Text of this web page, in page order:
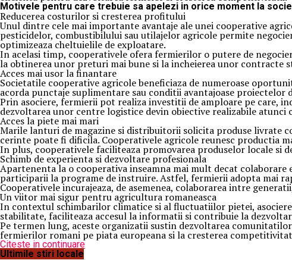
Motivele pentru care trebuie sa apelezi in orice moment la
Reducerea costurilor si cresterea profitului
Unul dintre cele mai importante avantaje ale unei cooperative
pesticidelor, combustibilului sau utilajelor agricole permite
optimizeaza cheltuielile de exploatare.
In acelasi timp, cooperativele ofera fermierilor o putere de
la obtinerea unor preturi mai bune si la incheierea unor contracte
Acces mai usor la finantare
Societatile cooperative agricole beneficiaza de numeroase
acorda punctaje suplimentare sau conditii avantajoase
Prin asociere, fermierii pot realiza investitii de amploare pe care,
dezvoltarea unor centre logistice devin obiective realizabile atunci
Acces la piete mai mari
Marile lanturi de magazine si distribuitorii solicita produse livrate
cerinte poate fi dificila. Cooperativele agricole reunesc productia
In plus, cooperativele faciliteaza promovarea produselor locale si
Schimb de experienta si dezvoltare profesionala
Apartenenta la o cooperativa inseamna mai mult decat
participarii la programe de instruire. Astfel, fermierii adopta mai
Cooperativele incurajeaza, de asemenea, colaborarea intre
Un viitor mai sigur pentru agricultura romaneasca
In contextul schimbarilor climatice si al fluctuatiilor pietei,
stabilitate, faciliteaza accesul la informatii si contribuie la
Pe termen lung, aceste organizatii sustin dezvoltarea
fermierilor romani pe piata europeana si la cresterea
Citeste in continuare
Ultimile stiri locale